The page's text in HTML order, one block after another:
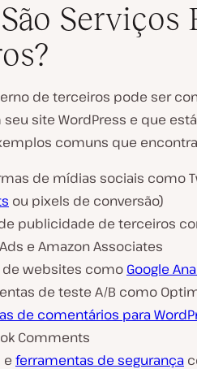
Serviços
de terceiros pode ser
site WordPress e que
comuns que
de mídias sociais como
ou pixels de conversão)
publicidade de terceiros
e Amazon Associates
de websites como Google
de teste A/B como
de comentários para
Comments
e ferramentas de segurança